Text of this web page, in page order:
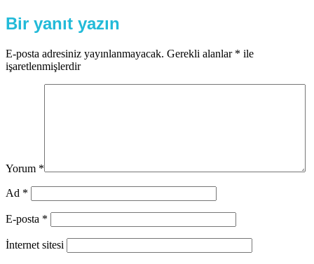
Bir yanıt yazın
E-posta adresiniz yayınlanmayacak. Gerekli alanlar * ile
işaretlenmişlerdir
Yorum *
Ad *
E-posta *
İnternet sitesi